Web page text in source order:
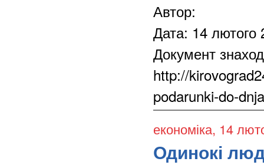
Автор:
Дата: 14 лютого
Документ
http://
podarunki-do-
економіка, 14
Одинокі